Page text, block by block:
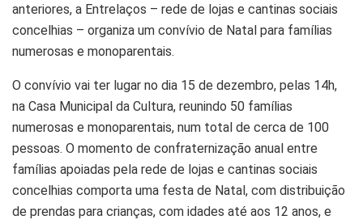
anteriores, a Entrelaços – rede de lojas e cantinas sociais
concelhias – organiza um convívio de Natal para famílias
numerosas e monoparentais.
O convívio vai ter lugar no dia 15 de dezembro, pelas 14h,
na Casa Municipal da Cultura, reunindo 50 famílias
numerosas e monoparentais, num total de cerca de 100
pessoas. O momento de confraternização anual entre
famílias apoiadas pela rede de lojas e cantinas sociais
concelhias comporta uma festa de Natal, com distribuição
de prendas para crianças, com idades até aos 12 anos, e